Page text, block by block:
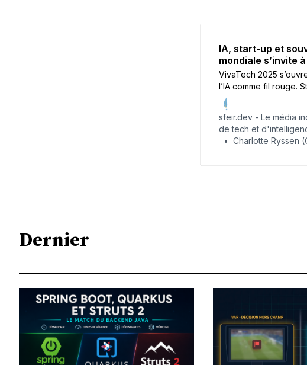
IA, start-up et
mondiale s’invite
VivaTech 2025
l’IA comme fil rouge.
investisseurs et
d’innovation, de
enjeux
sfeir.dev - Le média
de tech et
Charlotte Ryssen
Dernier